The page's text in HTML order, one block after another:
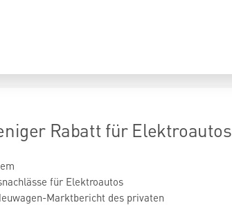
Rabatt für Elektroautos
für Elektroautos
Marktbericht des privaten